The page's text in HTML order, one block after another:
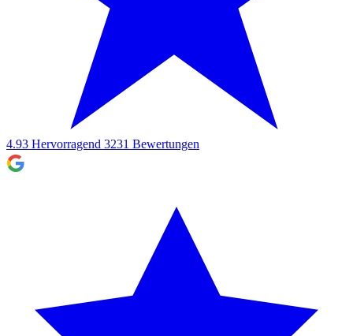
4.93 Hervorragend 3231 Bewertungen